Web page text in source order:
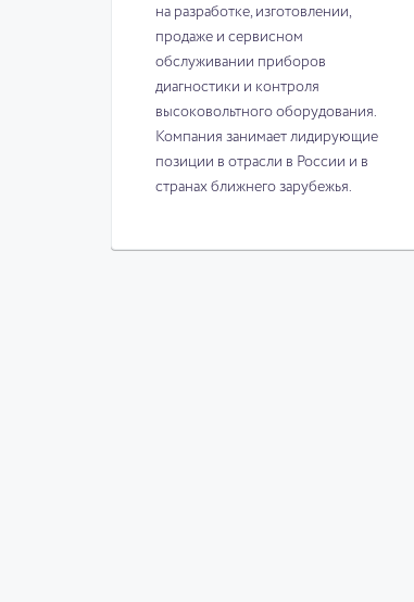
на разработке, изготовлении,
продаже и сервисном
обслуживании приборов
диагностики и контроля
высоковольтного оборудования.
Компания занимает лидирующие
позиции в отрасли в России и в
странах ближнего зарубежья.